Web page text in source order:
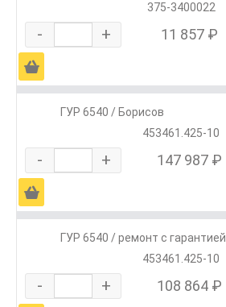
375-3400022
- + 11 857 ₽
Ä
ГУР 6540 / Борисов
453461.425-10
- + 147 987 ₽
Ä
ГУР 6540 / ремонт с гарантией
453461.425-10
- + 108 864 ₽